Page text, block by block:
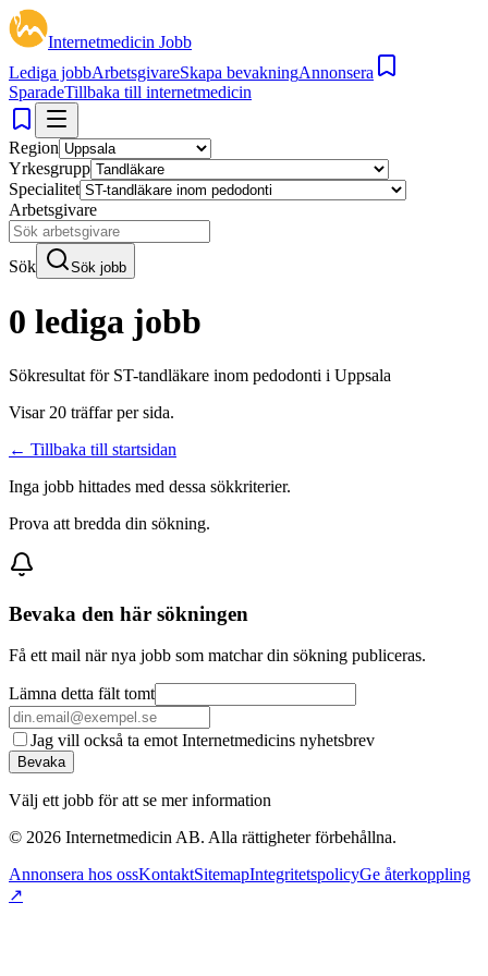
Internetmedicin Jobb
Lediga jobbArbetsgivareSkapa bevakningAnnonsera
SparadeTillbaka till internetmedicin
Region
Yrkesgrupp
Specialitet
Arbetsgivare
Sök Sök jobb
0 lediga jobb
Sökresultat för ST-tandläkare inom pedodonti i Uppsala
Visar 20 träffar per sida.
← Tillbaka till startsidan
Inga jobb hittades med dessa sökkriterier.
Prova att bredda din sökning.
Bevaka den här sökningen
Få ett mail när nya jobb som matchar din sökning publiceras.
Lämna detta fält tomt
Jag vill också ta emot Internetmedicins nyhetsbrev
Bevaka
Välj ett jobb för att se mer information
© 2026 Internetmedicin AB. Alla rättigheter förbehållna.
Annonsera hos ossKontaktSitemapIntegritetspolicyGe återkoppling
↗